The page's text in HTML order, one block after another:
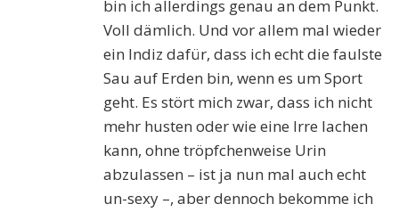
bin ich allerdings genau an dem Punkt.
Voll dämlich. Und vor allem mal wieder
ein Indiz dafür, dass ich echt die faulste
Sau auf Erden bin, wenn es um Sport
geht. Es stört mich zwar, dass ich nicht
mehr husten oder wie eine Irre lachen
kann, ohne tröpfchenweise Urin
abzulassen – ist ja nun mal auch echt
un-sexy –, aber dennoch bekomme ich